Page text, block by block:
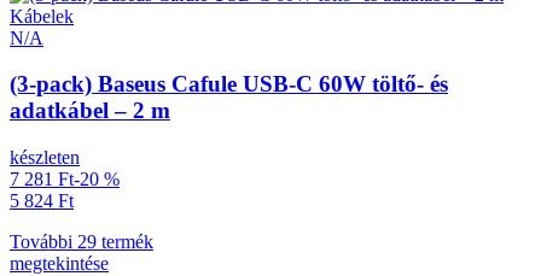
Kábelek
N/A
(3-pack) Baseus Cafule USB-C 60W töltő- és
adatkábel – 2 m
készleten
7 281 Ft-20 %
5 824 Ft
További 29 termék
megtekintése